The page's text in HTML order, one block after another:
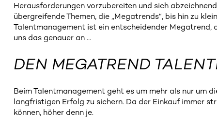
Herausforderungen vorzubereiten und sich
übergreifende Themen, die „Megatrends“, bis hin zu
Talentmanagement ist ein entscheidender Megatrend,
uns das genauer an …
DEN MEGATREND
Beim Talentmanagement geht es um mehr als nur um
langfristigen Erfolg zu sichern. Da der Einkauf immer
können, höher denn je.